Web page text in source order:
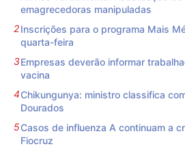
emagrecedoras manipuladas
Inscrições para o programa Mais
quarta-feira
Empresas deverão informar
vacina
Chikungunya: ministro classifica
Dourados
Casos de influenza A continuam a
Fiocruz